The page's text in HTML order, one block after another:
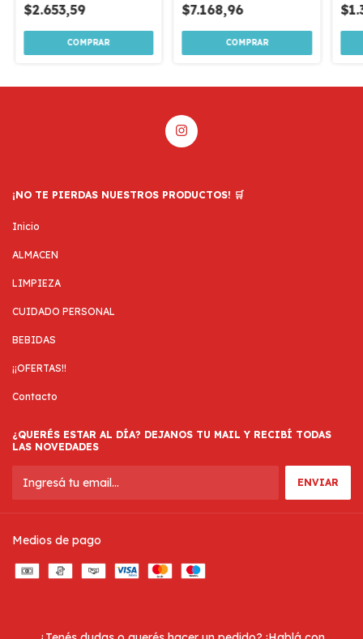
$2.653,59 $7.168,96
¡NO TE PIERDAS NUESTROS PRODUCTOS! 🛒
Inicio
ALMACEN
LIMPIEZA
CUIDADO PERSONAL
BEBIDAS
¡¡OFERTAS!!
Contacto
¿QUERÉS ESTAR AL DÍA? DEJANOS TU MAIL Y RECIBÍ TODAS
LAS NOVEDADES
Medios de pago